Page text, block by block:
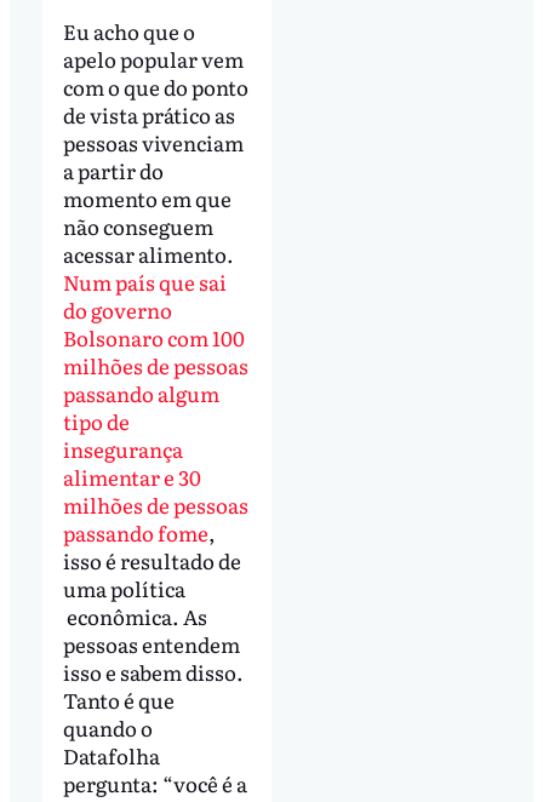
Eu acho que o
apelo popular vem
com o que do ponto
de vista prático as
pessoas vivenciam
a partir do
momento em que
não conseguem
acessar alimento.
Num país que sai
do governo
Bolsonaro com 100
milhões de pessoas
passando algum
tipo de
insegurança
alimentar e 30
milhões de pessoas
passando fome,
isso é resultado de
uma política
econômica. As
pessoas entendem
isso e sabem disso.
Tanto é que
quando o
Datafolha
pergunta: “você é a